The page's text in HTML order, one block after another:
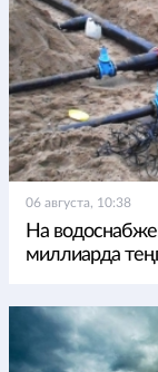
06 августа, 10:38
На
миллиарда